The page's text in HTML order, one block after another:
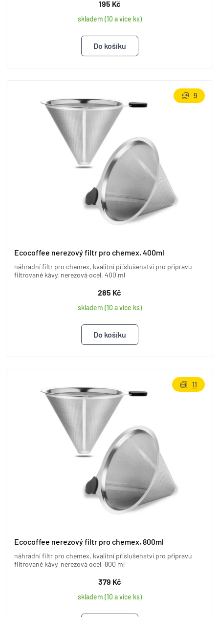
195 Kč
skladem (10 a více ks)
Ecocoffee nerezový filtr pro chemex, 400ml
náhradní filtr pro chemex, kvalitní příslušenství pro přípravu
filtrované kávy, nerezová ocel, 400 ml
285 Kč
skladem (10 a více ks)
9
Ecocoffee nerezový filtr pro chemex, 800ml
náhradní filtr pro chemex, kvalitní příslušenství pro přípravu
filtrované kávy, nerezová ocel, 800 ml
379 Kč
skladem (10 a více ks)
11